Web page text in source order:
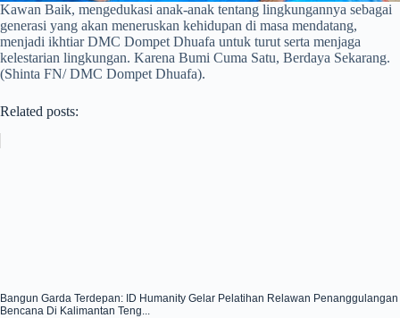
Kawan Baik, mengedukasi anak-anak tentang lingkungannya sebagai
generasi yang akan meneruskan kehidupan di masa mendatang,
menjadi ikhtiar DMC Dompet Dhuafa untuk turut serta menjaga
kelestarian lingkungan. Karena Bumi Cuma Satu, Berdaya Sekarang.
(Shinta FN/ DMC Dompet Dhuafa).
Related posts:
Bangun Garda Terdepan: ID Humanity Gelar Pelatihan Relawan Penanggulangan
Bencana Di Kalimantan Teng...